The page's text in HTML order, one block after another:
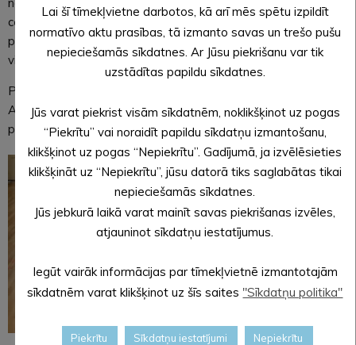
centrā izveidi un Ķuršu pareizticīgo baznīcu Pededzes
pagastā tiek veidots arvien plašāks un daudzveidīgāks
vietējā tūrisma piedāvājums.
Projekta kopējās izmaksas ir 13260,33 EUR, tajā skaitā
Alūksnes novada pašvaldības līdzfinansējums 1326,04 EUR,
publiskais finansējums 11934,29 EUR.
Lai šī tīmekļvietne darbotos, kā arī mēs spētu izpildīt
normatīvo aktu prasības, tā izmanto savas un trešo pušu
nepieciešamās sīkdatnes. Ar Jūsu piekrišanu var tik
uzstādītas papildu sīkdatnes.
Jūs varat piekrist visām sīkdatnēm, noklikšķinot uz pogas
“Piekrītu” vai noraidīt papildu sīkdatņu izmantošanu,
klikšķinot uz pogas “Nepiekrītu”. Gadījumā, ja izvēlēsieties
klikšķināt uz “Nepiekrītu”, jūsu datorā tiks saglabātas tikai
nepieciešamās sīkdatnes.
Jūs jebkurā laikā varat mainīt savas piekrišanas izvēles,
atjauninot sīkdatņu iestatījumus.
Iegūt vairāk informācijas par tīmekļvietnē izmantotajām
sīkdatnēm varat klikšķinot uz šīs saites "Sīkdatņu politika"
Piekrītu Sīkdatņu iestatījumi Nepiekrītu